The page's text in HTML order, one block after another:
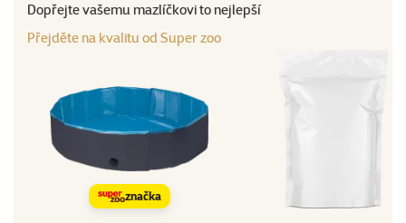
Dopřejte vašemu mazlíčkovi to nejlepší
Přejděte na kvalitu od Super zoo
značka